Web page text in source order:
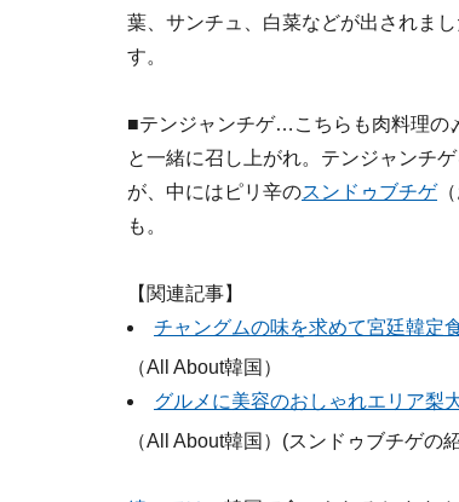
葉、サンチュ、白菜などが出されま
す。
■テンジャンチゲ…こちらも肉料理の
と一緒に召し上がれ。テンジャンチ
が、中にはピリ辛のスンドゥブチゲ
も。
【関連記事】
チャングムの味を求めて宮廷韓定
（All About韓国）
グルメに美容のおしゃれエリア梨
（All About韓国）(スンドゥブチゲの